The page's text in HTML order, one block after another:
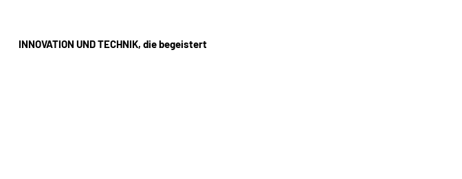
INNOVATION UND TECHNIK, die begeistert